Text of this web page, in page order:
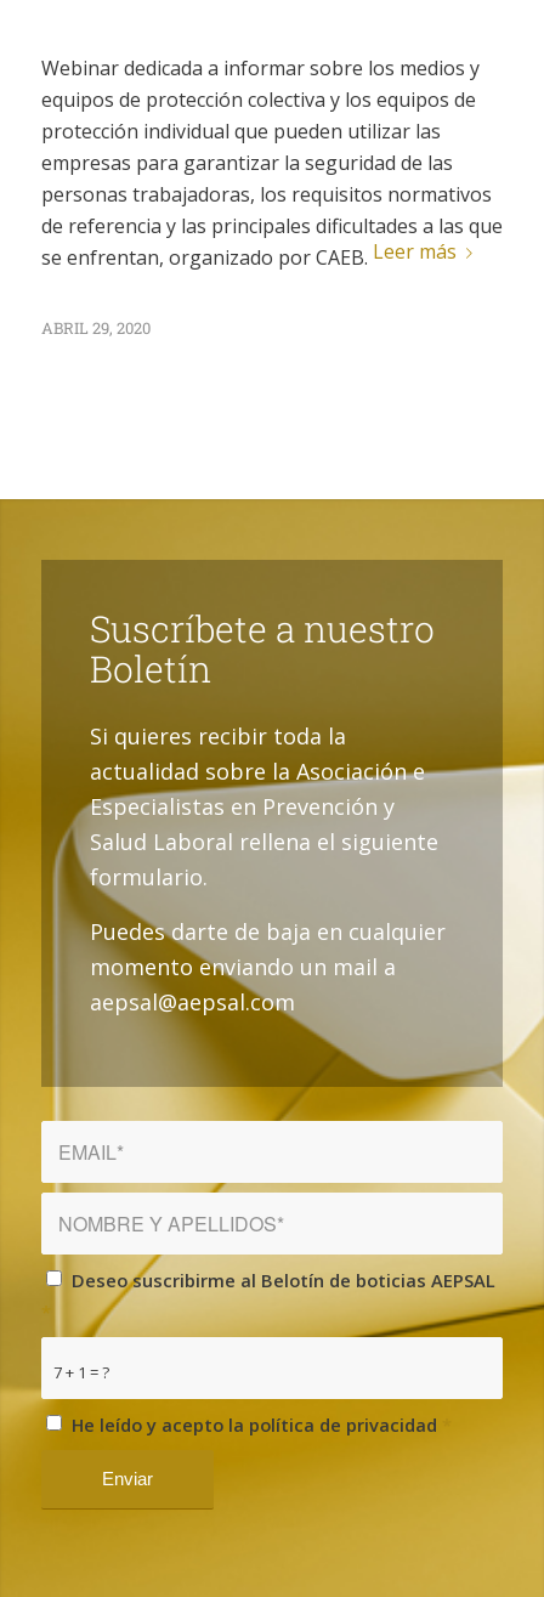
Webinar dedicada a informar sobre los medios y
equipos de protección colectiva y los equipos de
protección individual que pueden utilizar las
empresas para garantizar la seguridad de las
personas trabajadoras, los requisitos normativos
de referencia y las principales dificultades a las que
se enfrentan, organizado por CAEB. Leer más
ABRIL 29, 2020
Suscríbete a nuestro
Boletín
Si quieres recibir toda la
actualidad sobre la Asociación e
Especialistas en Prevención y
Salud Laboral rellena el siguiente
formulario.
Puedes darte de baja en cualquier
momento enviando un mail a
aepsal@aepsal.com
Deseo suscribirme al Belotín de boticias AEPSAL
*
7 + 1 = ?
He leído y acepto la política de privacidad